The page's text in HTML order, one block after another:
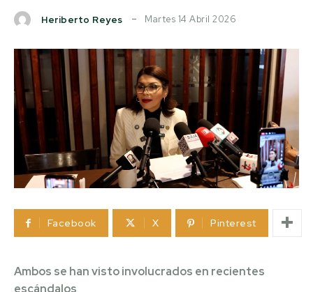
Heriberto Reyes Martes 14 Abril 2026
Facebook X Pinterest
Ambos se han visto involucrados en recientes
escándalos